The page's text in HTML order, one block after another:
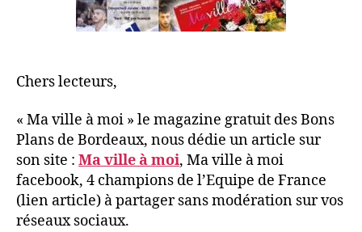
Chers lecteurs,
« Ma ville à moi » le magazine gratuit des Bons
Plans de Bordeaux, nous dédie un article sur
son site : Ma ville à moi, Ma ville à moi
facebook, 4 champions de l’Equipe de France
(lien article) à partager sans modération sur vos
réseaux sociaux.